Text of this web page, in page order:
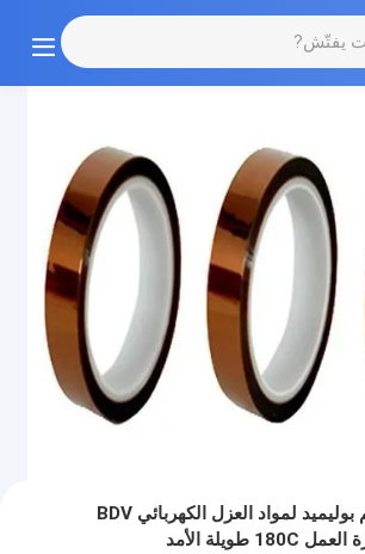
شريط ملصق لفيلم بوليميد لمواد العزل الكهربائي BDV